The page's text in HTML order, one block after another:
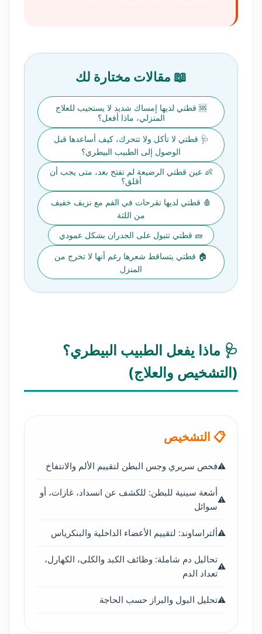
📖 مقالات مختارة لك
🆘 قطتي لديها إمساك شديد لا يستجيب للعلاج
المنزلي، ماذا أفعل؟
🩺 قطتي لا تأكل ولا تتحرك، كيف أساعدها قبل
الوصول إلى الطبيب البيطري؟
👶 عين قطتي الرضيعة لم تفتح بعد، متى يجب أن
أقلق؟
🩸 قطتي لديها تقرحات في الفم مع نزيف خفيف
من اللثة
🧱 قطتي تتبول على الجدران بشكل عمودي
🏠 قطتي يتساقط شعرها رغم أنها لا تخرج من
المنزل
🩺 ماذا يفعل الطبيب البيطري؟
(التشخيص والعلاج)
📋 التشخيص
فحص سريري وجس البطن لتقييم الألم والانتفاخ
أشعة سينية للبطن: للكشف عن انسداد، غازات، أو
سوائل
ألتراساوند: لتقييم الأعضاء الداخلية والبنكرياس
تحاليل دم شاملة: وظائف الكبد والكلى، الكهارل،
تعداد الدم
تحليل البول والبراز حسب الحاجة